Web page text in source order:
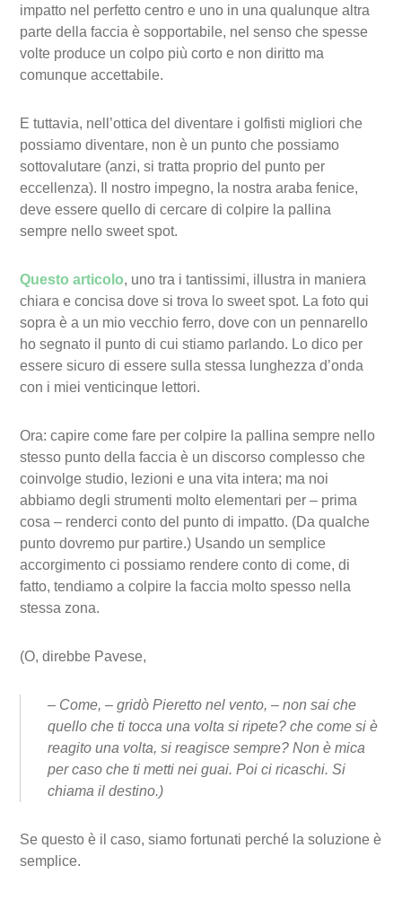
impatto nel perfetto centro e uno in una qualunque altra
parte della faccia è sopportabile, nel senso che spesse
volte produce un colpo più corto e non diritto ma
comunque accettabile.
E tuttavia, nell’ottica del diventare i golfisti migliori che
possiamo diventare, non è un punto che possiamo
sottovalutare (anzi, si tratta proprio del punto per
eccellenza). Il nostro impegno, la nostra araba fenice,
deve essere quello di cercare di colpire la pallina
sempre nello sweet spot.
Questo articolo, uno tra i tantissimi, illustra in maniera
chiara e concisa dove si trova lo sweet spot. La foto qui
sopra è a un mio vecchio ferro, dove con un pennarello
ho segnato il punto di cui stiamo parlando. Lo dico per
essere sicuro di essere sulla stessa lunghezza d’onda
con i miei venticinque lettori.
Ora: capire come fare per colpire la pallina sempre nello
stesso punto della faccia è un discorso complesso che
coinvolge studio, lezioni e una vita intera; ma noi
abbiamo degli strumenti molto elementari per – prima
cosa – renderci conto del punto di impatto. (Da qualche
punto dovremo pur partire.) Usando un semplice
accorgimento ci possiamo rendere conto di come, di
fatto, tendiamo a colpire la faccia molto spesso nella
stessa zona.
(O, direbbe Pavese,
– Come, – gridò Pieretto nel vento, – non sai che
quello che ti tocca una volta si ripete? che come si è
reagito una volta, si reagisce sempre? Non è mica
per caso che ti metti nei guai. Poi ci ricaschi. Si
chiama il destino.)
Se questo è il caso, siamo fortunati perché la soluzione è
semplice.